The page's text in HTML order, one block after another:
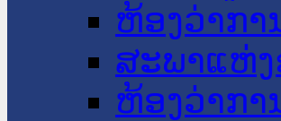
ຫ້ອງວ່າກາ
ສະພາແຫ່ງ
ຫ້ອງວ່າກ